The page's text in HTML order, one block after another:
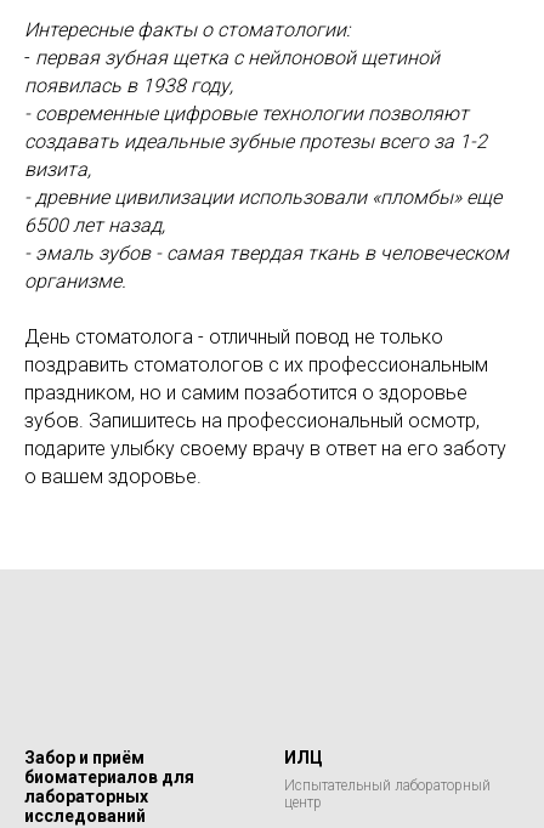
Интересные факты о стоматологии:
- первая зубная щетка с нейлоновой щетиной
появилась в 1938 году,
- современные цифровые технологии позволяют
создавать идеальные зубные протезы всего за 1-2
визита,
- древние цивилизации использовали «пломбы» еще
6500 лет назад,
- эмаль зубов - самая твердая ткань в человеческом
организме.
День стоматолога - отличный повод не только
поздравить стоматологов с их профессиональным
праздником, но и самим позаботится о здоровье
зубов. Запишитесь на профессиональный осмотр,
подарите улыбку своему врачу в ответ на его заботу
о вашем здоровье.
Забор и приём
биоматериалов для
лабораторных
исследований
ИЛЦ
Испытательный лабораторный
центр